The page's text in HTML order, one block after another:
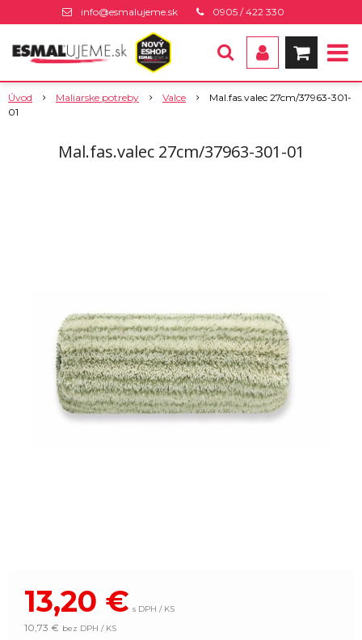
info@esmalujeme.sk 0905 / 422 330
Úvod Maliarske potreby Valce
Mal.fas.valec 27cm/37963-301-
01
Mal.fas.valec 27cm/37963-301-01
13,20 € s DPH / KS
10,73 € bez DPH / KS